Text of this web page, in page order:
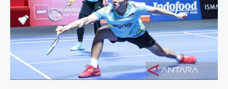
o
k
r
a
m
p
p